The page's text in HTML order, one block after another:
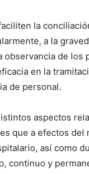
la
a la
de
en la
de personal.
aspectos
que a efectos
así como
continuo y